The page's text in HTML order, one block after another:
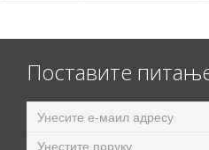
Поставите